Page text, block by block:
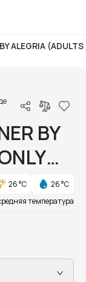
ALEGRIA
1/22
BY
26 °C
26 °C
температура